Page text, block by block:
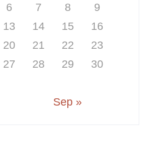
6 7 8
9
13 14 15
16
20 21 22
23
27 28 29
30
Sep »